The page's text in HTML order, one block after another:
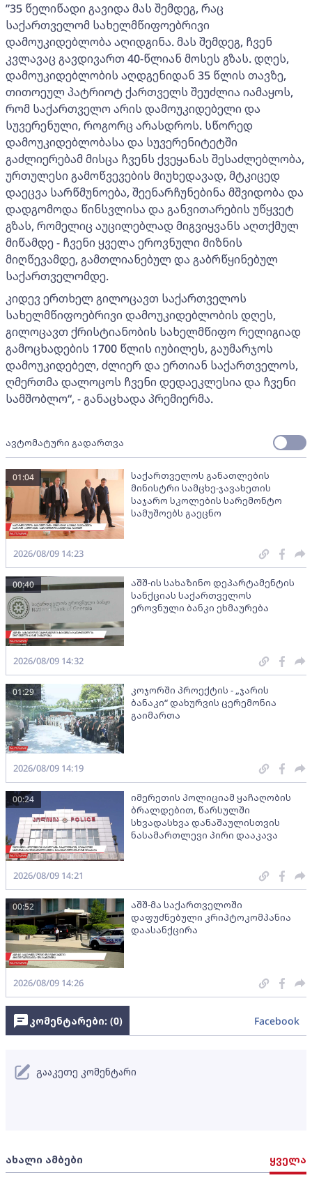
”35 წელიწადი გავიდა მას შემდეგ, რაც
საქართველომ სახელმწიფოებრივი
დამოუკიდებლობა აღიდგინა. მას შემდეგ, ჩვენ
კვლავაც გავდივართ 40-წლიან მოსეს გზას. დღეს,
დამოუკიდებლობის აღდგენიდან 35 წლის თავზე,
თითოეულ პატრიოტ ქართველს შეუძლია იამაყოს,
რომ საქართველო არის დამოუკიდებელი და
სუვერენული, როგორც არასდროს. სწორედ
დამოუკიდებლობასა და სუვერენიტეტში
გაძლიერებამ მისცა ჩვენს ქვეყანას შესაძლებლობა,
ურთულესი გამოწვევების მიუხედავად, მტკიცედ
დაეცვა სარწმუნოება, შეენარჩუნებინა მშვიდობა და
დადგომოდა წინსვლისა და განვითარების უწყვეტ
გზას, რომელიც აუცილებლად მიგვიყვანს აღთქმულ
მიწამდე - ჩვენი ყველა ეროვნული მიზნის
მიღწევამდე, გამთლიანებულ და გაბრწყინებულ
საქართველომდე.
კიდევ ერთხელ გილოცავთ საქართველოს
სახელმწიფოებრივი დამოუკიდებლობის დღეს,
გილოცავთ ქრისტიანობის სახელმწიფო რელიგიად
გამოცხადების 1700 წლის იუბილეს, გაუმარჯოს
დამოუკიდებელ, ძლიერ და ერთიან საქართველოს,
ღმერთმა დალოცოს ჩვენი დედაეკლესია და ჩვენი
სამშობლო“, - განაცხადა პრემიერმა.
ავტომატური გადართვა
საქართველოს განათლების
მინისტრი სამცხე-ჯავახეთის
საჯარო სკოლების სარემონტო
სამუშოებს გაეცნო
01:04
2026/08/09 14:23
აშშ-ის სახაზინო დეპარტამენტის
სანქციას საქართველოს
ეროვნული ბანკი ეხმაურება
00:40
2026/08/09 14:32
კოჯორში პროექტის - „ჯარის
ბანაკი“ დახურვის ცერემონია
გაიმართა
01:29
2026/08/09 14:19
იმერეთის პოლიციამ ყაჩაღობის
ბრალდებით, წარსულში
სხვადასხვა დანაშაულისთვის
ნასამართლევი პირი დააკავა
00:24
2026/08/09 14:21
აშშ-მა საქართველოში
დაფუძნებული კრიპტოკომპანია
დაასანქცირა
00:52
2026/08/09 14:26
ახალი ამბები ყველა
კომენტარები: (0) Facebook
გააკეთე კომენტარი